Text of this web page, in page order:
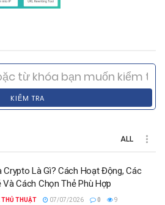
KIỂM TRA
ALL
Crypto Là Gì? Cách Hoạt Động, Các
Và Cách Chọn Thẻ Phù Hợp
THỦ THUẬT 07/07/2026 0 9